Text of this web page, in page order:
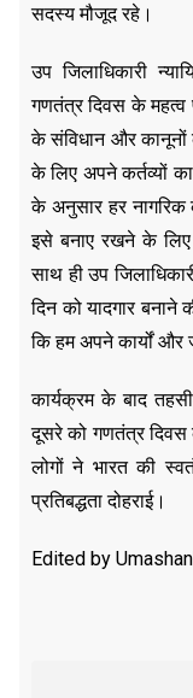
सदस्य मौजूद रहे।
उप जिलाधिकारी
गणतंत्र दिवस के महत्व
के संविधान और कानूनों
के लिए अपने कर्तव्यों
के अनुसार हर नागरिक
इसे बनाए रखने के लिए
साथ ही उप
दिन को यादगार
कि हम अपने कार्यों और
कार्यक्रम के बाद
दूसरे को गणतंत्र दिवस
लोगों ने भारत की
प्रतिबद्धता दोहराई।
Edited by